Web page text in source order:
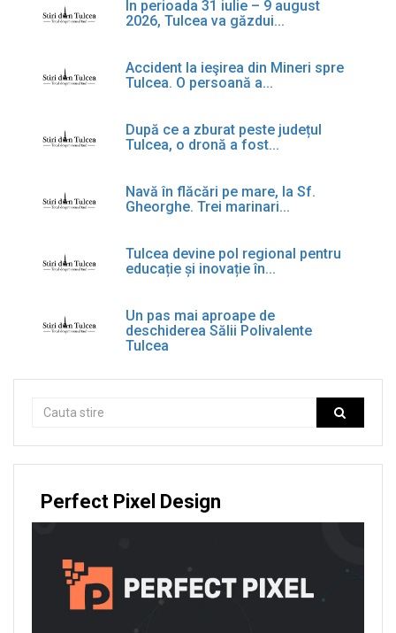
În perioada 31 iulie – 9 august
2026, Tulcea va găzdui...
Accident la ieşirea din Mineri spre
Tulcea. O persoană a...
După ce a zburat peste județul
Tulcea, o dronă a fost...
Navă în flăcări pe mare, la Sf.
Gheorghe. Trei marinari...
Tulcea devine pol regional pentru
educație și inovație în...
Un pas mai aproape de
deschiderea Sălii Polivalente
Tulcea
Perfect Pixel Design